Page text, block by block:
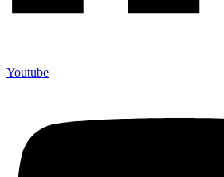
Youtube